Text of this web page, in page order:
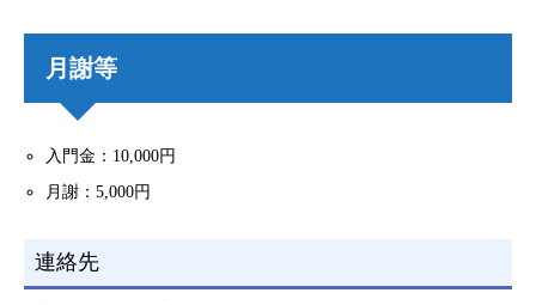
月謝等
入門金：10,000円
月謝：5,000円
連絡先